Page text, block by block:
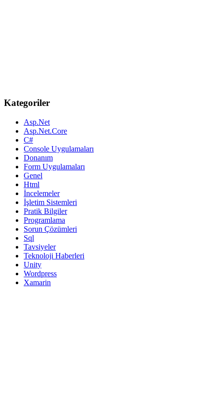
Kategoriler
Asp.Net
Asp.Net.Core
C#
Console Uygulamaları
Donanım
Form Uygulamaları
Genel
Html
İncelemeler
İşletim Sistemleri
Pratik Bilgiler
Programlama
Sorun Çözümleri
Sql
Tavsiyeler
Teknoloji Haberleri
Unity
Wordpress
Xamarin